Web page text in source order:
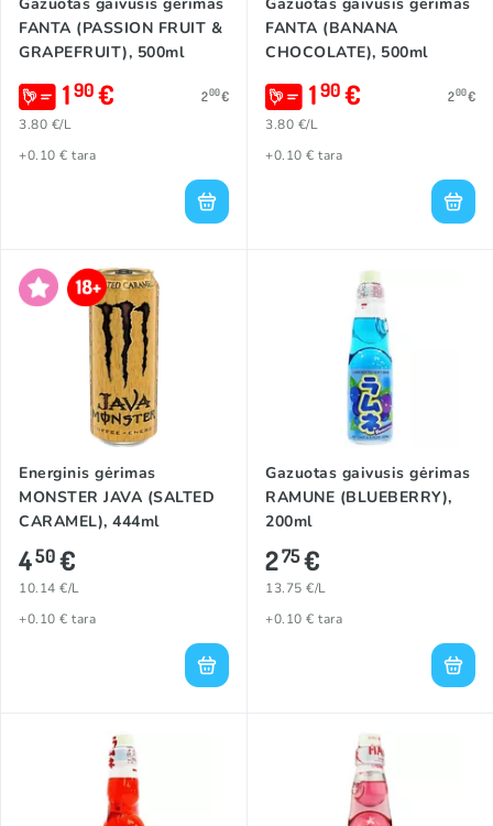
FANTA (PASSION FRUIT &
GRAPEFRUIT), 500ml
190€ 200€
3.80 €/L
+0.10 € tara
FANTA (BANANA
CHOCOLATE), 500ml
190€ 200€
3.80 €/L
+0.10 € tara
Energinis gėrimas
MONSTER JAVA (SALTED
CARAMEL), 444ml
450€
10.14 €/L
+0.10 € tara
Gazuotas gaivusis gėrimas
RAMUNE (BLUEBERRY),
200ml
275€
13.75 €/L
+0.10 € tara